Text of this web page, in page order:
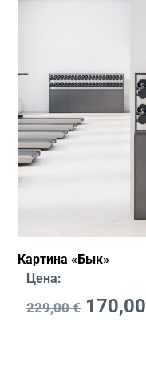
Картина «Бык»
Цена:
229,00€ 170,00